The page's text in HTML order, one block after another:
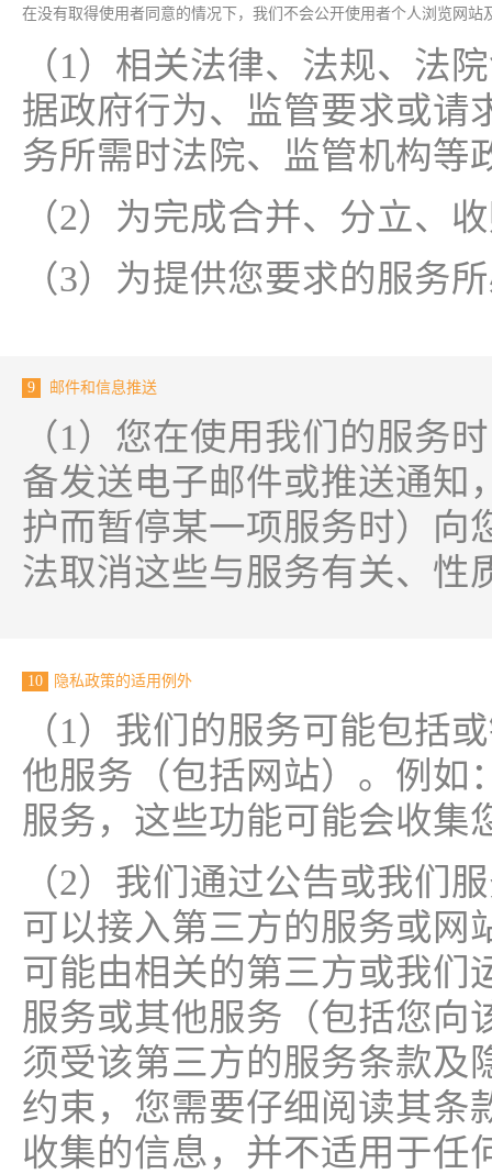
在没有取得使用者同意的情况下，我们不会公开使用者个人浏览网
（1）相关法律、法规、法
据政府行为、监管要求或请
务所需时法院、监管机构等
（2）为完成合并、分立、
（3）为提供您要求的服务
9 邮件和信息推送
（1）您在使用我们的服务
备发送电子邮件或推送通知
护而暂停某一项服务时）向
法取消这些与服务有关、性
10 隐私政策的适用例外
（1）我们的服务可能包括
他服务（包括网站）。例如
服务，这些功能可能会收集
（2）我们通过公告或我们
可以接入第三方的服务或网
可能由相关的第三方或我们
服务或其他服务（包括您向
须受该第三方的服务条款及
约束，您需要仔细阅读其条
收集的信息，并不适用于任